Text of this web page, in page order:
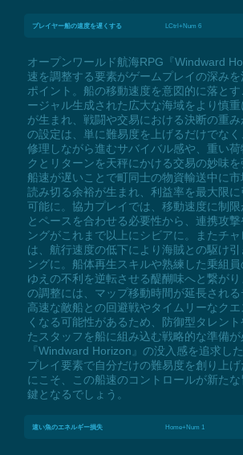
プレイヤー船の速度を遅くする LCtrl+Num 6
オープンワールド航海RPG『Windward
速を調整する要素がゲームプレイの深み
ポイント。船の移動速度を意図的に落と
ージャル生成された広大な海域をより慎
が生まれ、戦闘や交易における決断の重み
の設定は、単に難易度を上げるだけでな
修理しながら進むサバイバル感や、重い荷
クとリターンを天秤にかける交易の妙味を
船速が遅いことで町同士の物資輸送中に
読み切る余裕が生まれ、利益率を最大限
可能に。協力プレイでは、移動速度に制
とペースを合わせる必要性から、連携攻撃
ングがこれまで以上にシビアに。またチ
は、航行速度の低下により海賊との駆け引
ングに。船体再生スキルや熟練した乗組員
ゆえの不利を逆転させる醍醐味へと繋がり
の調整には、マップ移動時間が延長される
高速な敵船との回避戦やタイムリーなク
くなる可能性があるため、防御型タレン
たスタッフを船に組み込む戦略的な準備が
『Windward Horizon』の没入感を追求し
プレイ要素で自分だけの難易度を創り上
にこそ、この船速のコントロールが新たな
鍵となるでしょう。
速い魚のエネルギー損失 Home+Num 1